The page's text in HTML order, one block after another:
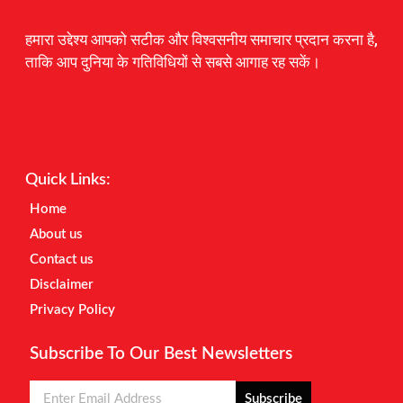
हमारा उद्देश्य आपको सटीक और विश्वसनीय समाचार प्रदान करना है,
ताकि आप दुनिया के गतिविधियों से सबसे आगाह रह सकें।
Quick Links:
Home
About us
Contact us
Disclaimer
Privacy Policy
Subscribe To Our Best Newsletters
Subscribe